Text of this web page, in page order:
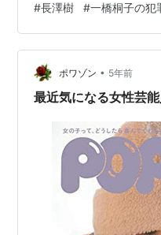
#長澤樹 #一橋桐子の犯
ポワゾン • 5年前
最近気になる女性芸